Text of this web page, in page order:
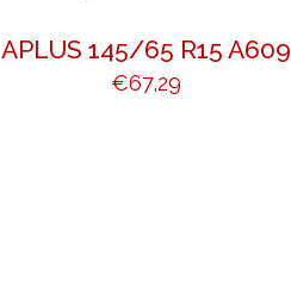
APLUS 145/65 R15 A609
€67,29